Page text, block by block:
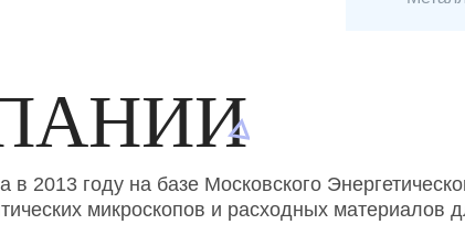
в 2013 году на базе Московского
микроскопов и расходных материалов